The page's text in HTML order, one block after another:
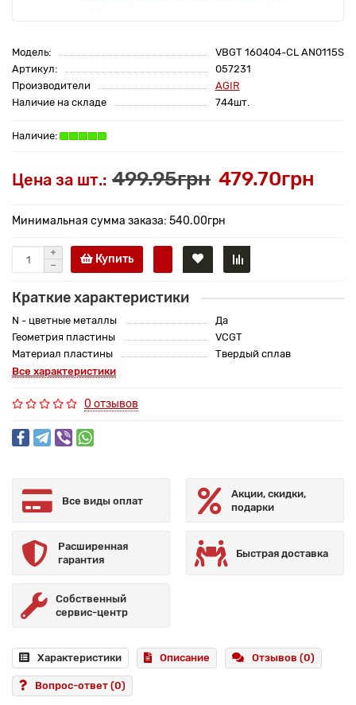
Модель:
VBGT 160404-CL AN0115S
Артикул:
057231
Производители
AGIR
Наличие на складе
744шт.
Цена за шт.: 499.95грн 479.70грн
Минимальная сумма заказа: 540.00грн
Купить
Краткие характеристики
N - цветные металлы
Да
Геометрия пластины
VCGT
Материал пластины
Твердый сплав
Все характеристики
0 отзывов
Все виды оплат
Акции, скидки,
подарки
Расширенная
гарантия
Быстрая доставка
Собственный
сервис-центр
Характеристики Описание Отзывов (0)
Вопрос-ответ (0)